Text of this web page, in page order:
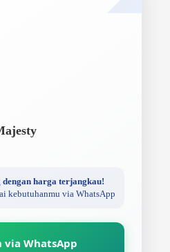
dengan harga terjangkau!
kebutuhanmu via WhatsApp
via WhatsApp